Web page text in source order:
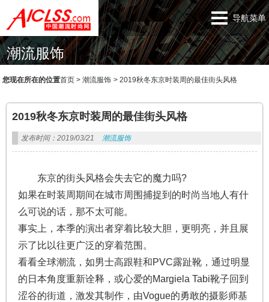
导航菜单
潮流服饰
您现在所在的位置首页 >潮流服饰 >2019秋冬东京时装周的最佳街头风格
2019秋冬东京时装周的最佳街头风格
发布时间：2019/03/21 潮流服饰
东京的街头风格会失去它的魔力吗?
如果在时装周期间在城市周围捕捉到的时尚当地人有什
么可说的话，那不太可能。
事实上，本季的演出者穿着比较大胆，更明亮，并且展
示了比以往更广泛的穿着范围。
看看全球潮流，如男士高跟鞋和PVC露趾靴，通过明显
的日本角度重新诠释，或心爱的Margiela Tabi靴子回到
涩谷的街道，激发其制作，由Vogue的勇敢的摄影师基